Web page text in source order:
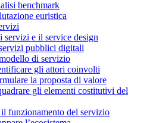
benchmark
euristica
servizi e il service design
pubblici digitali
di servizio
gli attori coinvolti
la proposta di valore
gli elementi costitutivi del
funzionamento del servizio